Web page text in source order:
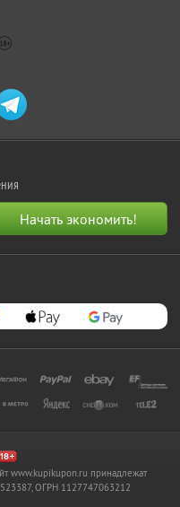
www.kupikupon.ru принадлежат
ОГРН 1127747063212